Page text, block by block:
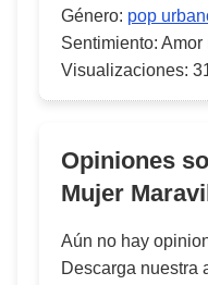
Género: pop
Sentimiento: Amor
Visualizaciones:
Opiniones
Mujer
Aún no hay
Descarga nuestra